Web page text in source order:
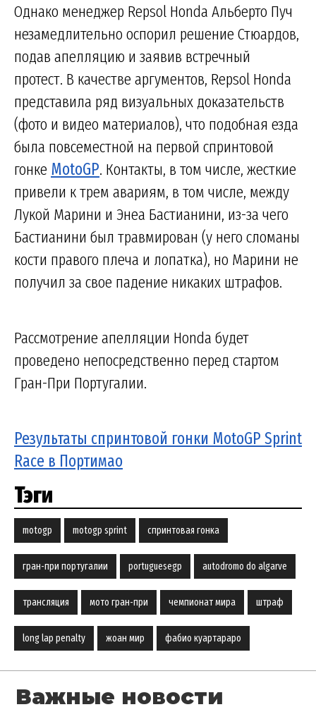
Однако менеджер Repsol Honda Альберто Пуч
незамедлительно оспорил решение Стюардов,
подав апелляцию и заявив встречный
протест. В качестве аргументов, Repsol Honda
представила ряд визуальных доказательств
(фото и видео материалов), что подобная езда
была повсеместной на первой спринтовой
гонке MotoGP. Контакты, в том числе, жесткие
привели к трем авариям, в том числе, между
Лукой Марини и Энеа Бастианини, из-за чего
Бастианини был травмирован (у него сломаны
кости правого плеча и лопатка), но Марини не
получил за свое падение никаких штрафов.
Рассмотрение апелляции Honda будет
проведено непосредственно перед стартом
Гран-При Португалии.
Результаты спринтовой гонки MotoGP Sprint
Race в Портимао
Тэги
motogp motogp sprint спринтовая гонка
гран-при португалии portuguesegp autodromo do algarve
трансляция мото гран-при чемпионат мира штраф
long lap penalty жоан мир фабио куартараро
Важные новости